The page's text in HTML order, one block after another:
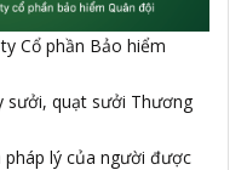
Cổ phần Bảo hiểm
sưởi, quạt sưởi Thương
pháp lý của người được